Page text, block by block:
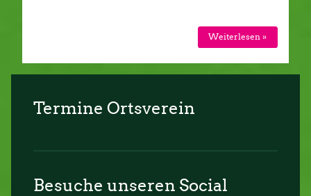
Weiterlesen »
Termine Ortsverein
Besuche unseren Social